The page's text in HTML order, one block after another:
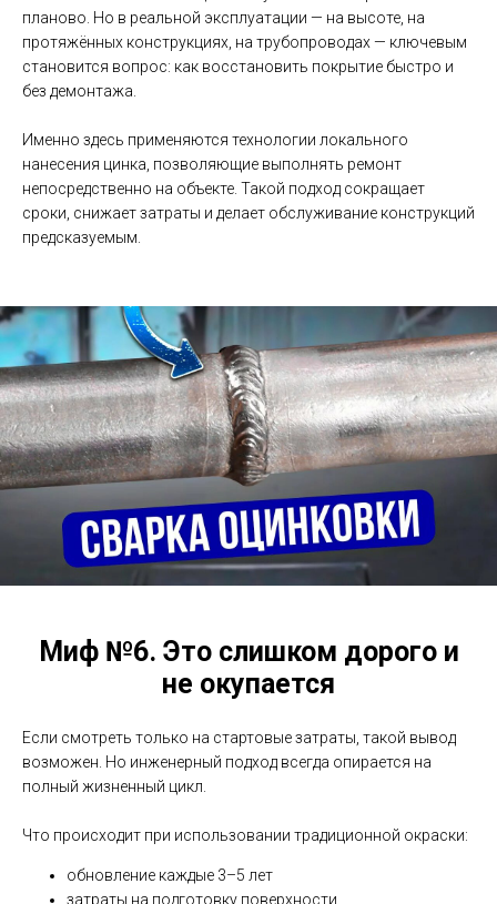
планово. Но в реальной эксплуатации — на высоте, на
протяжённых конструкциях, на трубопроводах — ключевым
становится вопрос: как восстановить покрытие быстро и
без демонтажа.
Именно здесь применяются технологии локального
нанесения цинка, позволяющие выполнять ремонт
непосредственно на объекте. Такой подход сокращает
сроки, снижает затраты и делает обслуживание конструкций
предсказуемым.
Миф №6. Это слишком дорого и
не окупается
Если смотреть только на стартовые затраты, такой вывод
возможен. Но инженерный подход всегда опирается на
полный жизненный цикл.
Что происходит при использовании традиционной окраски:
обновление каждые 3–5 лет
затраты на подготовку поверхности